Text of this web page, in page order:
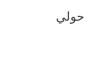
حولي